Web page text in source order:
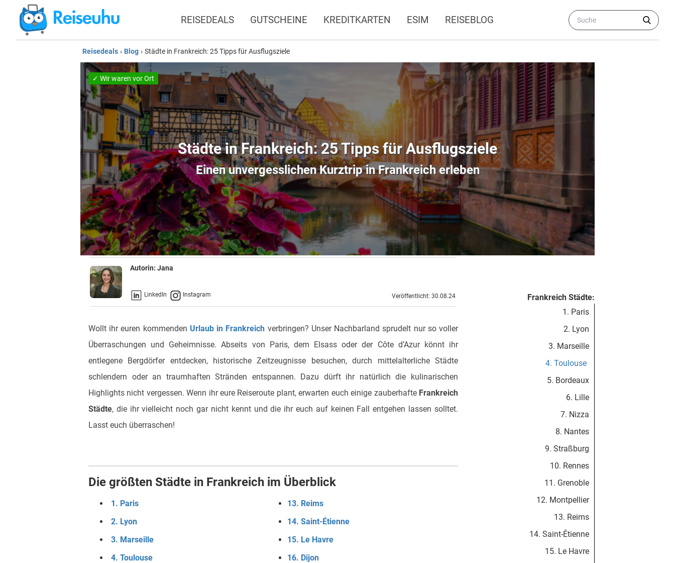
REISEDEALS GUTSCHEINE KREDITKARTEN ESIM REISEBLOG
Reisedeals › Blog › Städte in Frankreich: 25 Tipps für Ausflugsziele
✓ Wir waren vor Ort
Städte in Frankreich: 25 Tipps für Ausflugsziele
Einen unvergesslichen Kurztrip in Frankreich erleben
Autorin:Jana
LinkedIn Instagram Veröffentlicht: 30.08.24
Wollt ihr euren kommenden Urlaub in Frankreich verbringen? Unser Nachbarland sprudelt nur so voller
Überraschungen und Geheimnisse. Abseits von Paris, dem Elsass oder der Côte d’Azur könnt ihr
entlegene Bergdörfer entdecken, historische Zeitzeugnisse besuchen, durch mittelalterliche Städte
schlendern oder an traumhaften Stränden entspannen. Dazu dürft ihr natürlich die kulinarischen
Highlights nicht vergessen. Wenn ihr eure Reiseroute plant, erwarten euch einige zauberhafte Frankreich
Städte, die ihr vielleicht noch gar nicht kennt und die ihr euch auf keinen Fall entgehen lassen solltet.
Lasst euch überraschen!
Die größten Städte in Frankreich im Überblick
1. Paris
2. Lyon
3. Marseille
4. Toulouse
13. Reims
14. Saint-Étienne
15. Le Havre
16. Dijon
Frankreich Städte:
1. Paris
2. Lyon
3. Marseille
4. Toulouse
5. Bordeaux
6. Lille
7. Nizza
8. Nantes
9. Straßburg
10. Rennes
11. Grenoble
12. Montpellier
13. Reims
14. Saint-Étienne
15. Le Havre